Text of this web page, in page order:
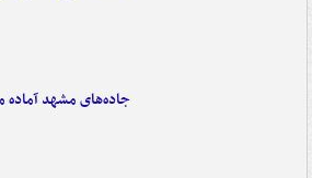
جاده‌های مشهد آماده